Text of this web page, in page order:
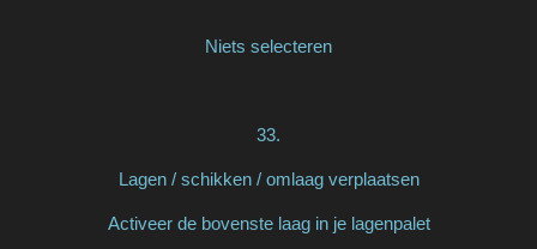
Niets selecteren
33.
Lagen / schikken / omlaag verplaatsen
Activeer de bovenste laag in je lagenpalet